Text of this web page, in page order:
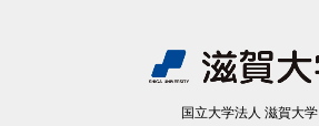
国⽴⼤学法⼈ 滋賀⼤学